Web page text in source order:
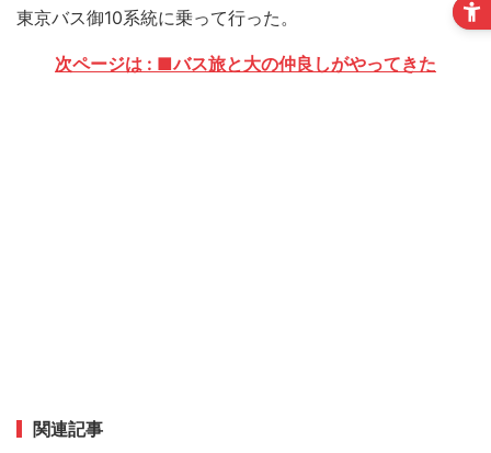
東京バス御10系統に乗って行った。
次ページは : ■バス旅と大の仲良しがやってきた
関連記事